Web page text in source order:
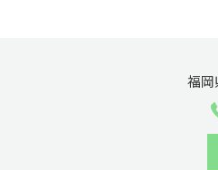
福